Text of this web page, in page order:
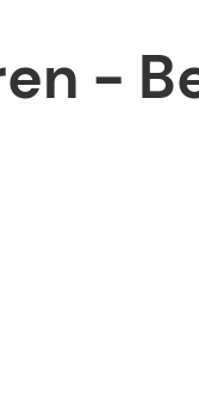
-